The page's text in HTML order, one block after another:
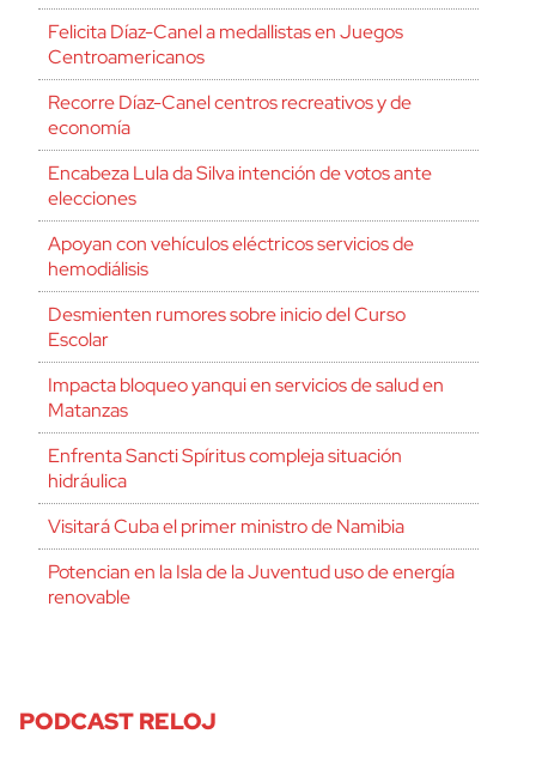
Felicita Díaz-Canel a medallistas en Juegos
Centroamericanos
Recorre Díaz-Canel centros recreativos y de
economía
Encabeza Lula da Silva intención de votos ante
elecciones
Apoyan con vehículos eléctricos servicios de
hemodiálisis
Desmienten rumores sobre inicio del Curso
Escolar
Impacta bloqueo yanqui en servicios de salud en
Matanzas
Enfrenta Sancti Spíritus compleja situación
hidráulica
Visitará Cuba el primer ministro de Namibia
Potencian en la Isla de la Juventud uso de energía
renovable
PODCAST RELOJ